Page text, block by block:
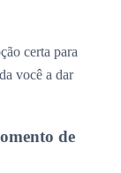
certa para
você a dar
de